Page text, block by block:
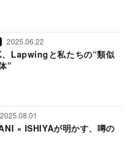
2025.06.22
Lapwingと私たちの“類似
”
2025.08.01
× ISHIYAが明かす、噂の